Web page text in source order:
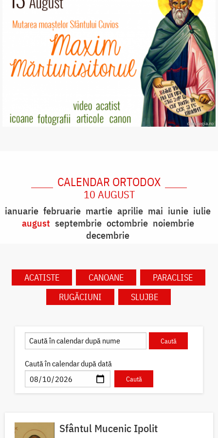
CALENDAR ORTODOX
10 AUGUST
ianuarie februarie martie aprilie mai iunie iulie
august septembrie octombrie noiembrie
decembrie
ACATISTE CANOANE
PARACLISE
RUGĂCIUNI
SLUJBE
Caută în calendar după dată
Sfântul Mucenic Ipolit